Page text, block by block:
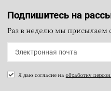
Подпишитесь на
Раз в неделю мы присылаем
Я даю согласие на обработку